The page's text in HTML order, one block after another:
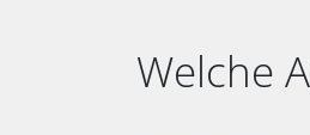
Welche